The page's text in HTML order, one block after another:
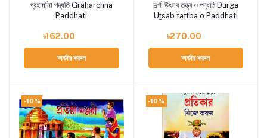
Add to cart
গ্রহার্চ্চনা পদ্ধতি Graharchna
Paddhati
৳162.00
অর্ডার করুন
Add to cart
দুর্গা উৎসব তত্ত্ব ও পদ্ধতি Durga
Uṯsab tattba o Paddhati
৳270.00
অর্ডার করুন
-10% -10%